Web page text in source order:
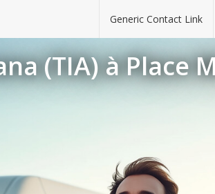
Generic Contact Link
(TIA) à Place